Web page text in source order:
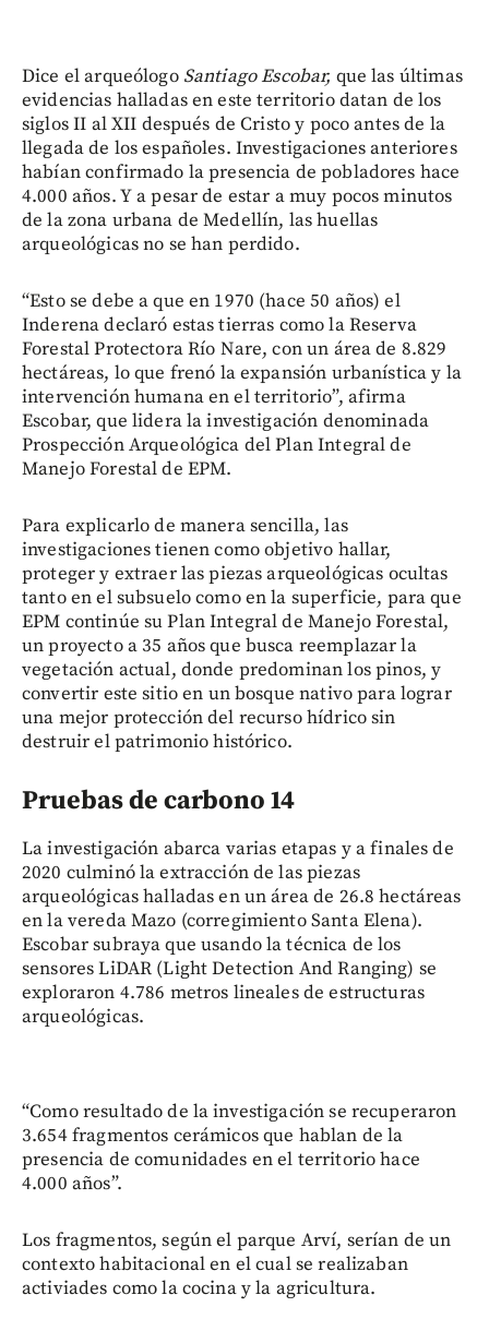
Dice el arqueólogo Santiago Escobar, que las últimas
evidencias halladas en este territorio datan de los
siglos II al XII después de Cristo y poco antes de la
llegada de los españoles. Investigaciones anteriores
habían confirmado la presencia de pobladores hace
4.000 años. Y a pesar de estar a muy pocos minutos
de la zona urbana de Medellín, las huellas
arqueológicas no se han perdido.
“Esto se debe a que en 1970 (hace 50 años) el
Inderena declaró estas tierras como la Reserva
Forestal Protectora Río Nare, con un área de 8.829
hectáreas, lo que frenó la expansión urbanística y la
intervención humana en el territorio”, afirma
Escobar, que lidera la investigación denominada
Prospección Arqueológica del Plan Integral de
Manejo Forestal de EPM.
Para explicarlo de manera sencilla, las
investigaciones tienen como objetivo hallar,
proteger y extraer las piezas arqueológicas ocultas
tanto en el subsuelo como en la superficie, para que
EPM continúe su Plan Integral de Manejo Forestal,
un proyecto a 35 años que busca reemplazar la
vegetación actual, donde predominan los pinos, y
convertir este sitio en un bosque nativo para lograr
una mejor protección del recurso hídrico sin
destruir el patrimonio histórico.
Pruebas de carbono 14
La investigación abarca varias etapas y a finales de
2020 culminó la extracción de las piezas
arqueológicas halladas en un área de 26.8 hectáreas
en la vereda Mazo (corregimiento Santa Elena).
Escobar subraya que usando la técnica de los
sensores LiDAR (Light Detection And Ranging) se
exploraron 4.786 metros lineales de estructuras
arqueológicas.
“Como resultado de la investigación se recuperaron
3.654 fragmentos cerámicos que hablan de la
presencia de comunidades en el territorio hace
4.000 años”.
Los fragmentos, según el parque Arví, serían de un
contexto habitacional en el cual se realizaban
activiades como la cocina y la agricultura.